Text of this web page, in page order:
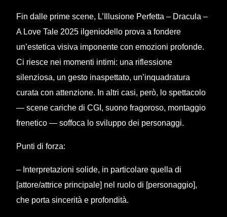
Fin dalle prime scene, L’Illusione Perfetta – Dracula –
A Love Tale 2025 ilgeniodello prova a fondere
un’estetica visiva imponente con emozioni profonde.
Ci riesce nei momenti intimi: una riflessione
silenziosa, un gesto inaspettato, un’inquadratura
curata con attenzione. In altri casi, però, lo spettacolo
— scene cariche di CGI, suono fragoroso, montaggio
frenetico — soffoca lo sviluppo dei personaggi.
Punti di forza:
– Interpretazioni solide, in particolare quella di
[attore/attrice principale] nel ruolo di [personaggio],
che porta sincerità e profondità.